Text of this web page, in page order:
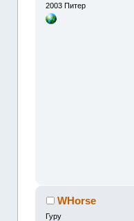
2003 Питер
WHorse
Гуру